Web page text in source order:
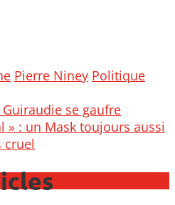
Pierre Niney Politique
Guiraudie se gaufre
» : un Mask toujours aussi
cruel